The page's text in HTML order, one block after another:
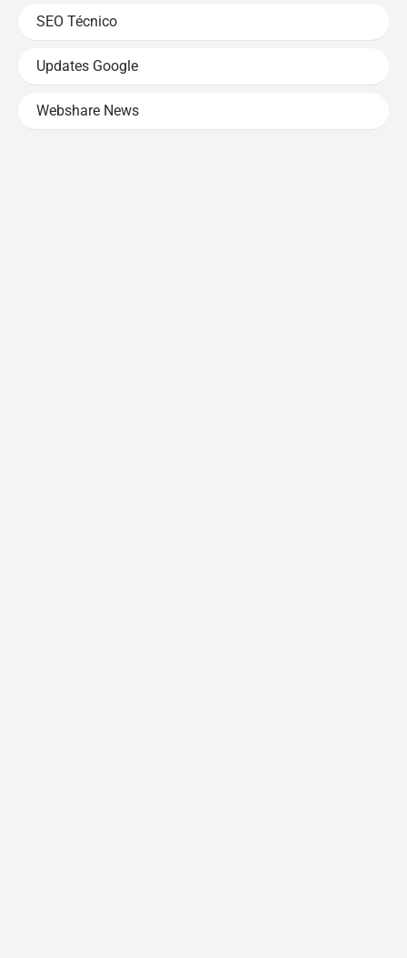
SEO Técnico
Updates Google
Webshare News